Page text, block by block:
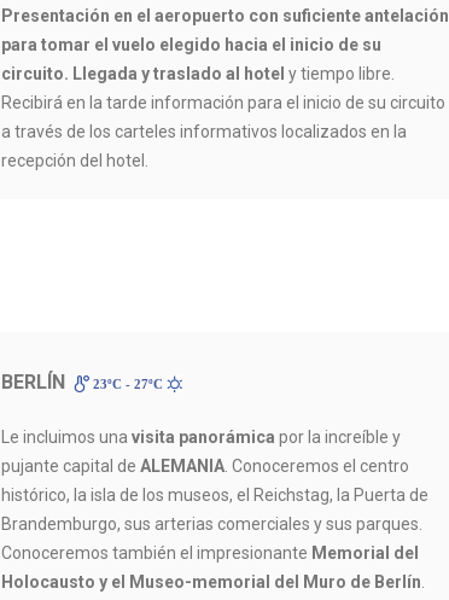
Presentación en el aeropuerto con suficiente antelación
para tomar el vuelo elegido hacia el inicio de su
circuito. Llegada y traslado al hotel y tiempo libre.
Recibirá en la tarde información para el inicio de su circuito
a través de los carteles informativos localizados en la
recepción del hotel.
BERLÍN 23ºC - 27ºC
Le incluimos una visita panorámica por la increíble y
pujante capital deALEMANIA . Conoceremos el centro
histórico, la isla de los museos, el Reichstag, la Puerta de
Brandemburgo, sus arterias comerciales y sus parques.
Conoceremos también el impresionante Memorial del
Holocausto y el Museo-memorial del Muro de Berlín